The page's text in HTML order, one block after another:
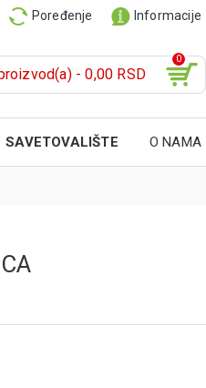
Poređenje Informacije
- 0,00 RSD
0
SAVETOVALIŠTE O NAMA